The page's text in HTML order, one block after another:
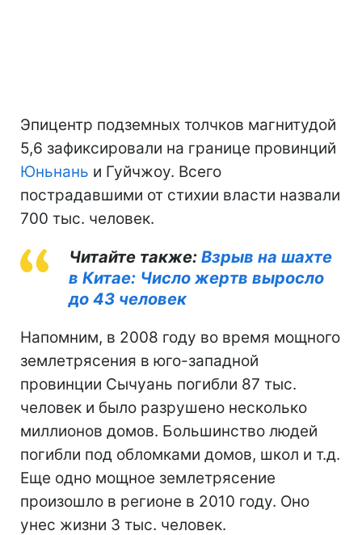
Эпицентр подземных толчков магнитудой
5,6 зафиксировали на границе провинций
Юньнань и Гуйчжоу. Всего
пострадавшими от стихии власти назвали
700 тыс. человек.
Читайте также: Взрыв на шахте
в Китае: Число жертв выросло
до 43 человек
Напомним, в 2008 году во время мощного
землетрясения в юго-западной
провинции Сычуань погибли 87 тыс.
человек и было разрушено несколько
миллионов домов. Большинство людей
погибли под обломками домов, школ и т.д.
Еще одно мощное землетрясение
произошло в регионе в 2010 году. Оно
унес жизни 3 тыс. человек.